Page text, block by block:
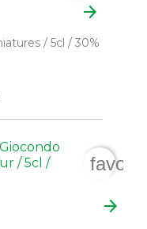
arrow_forward
/ 5cl / 30%
arrow_forward